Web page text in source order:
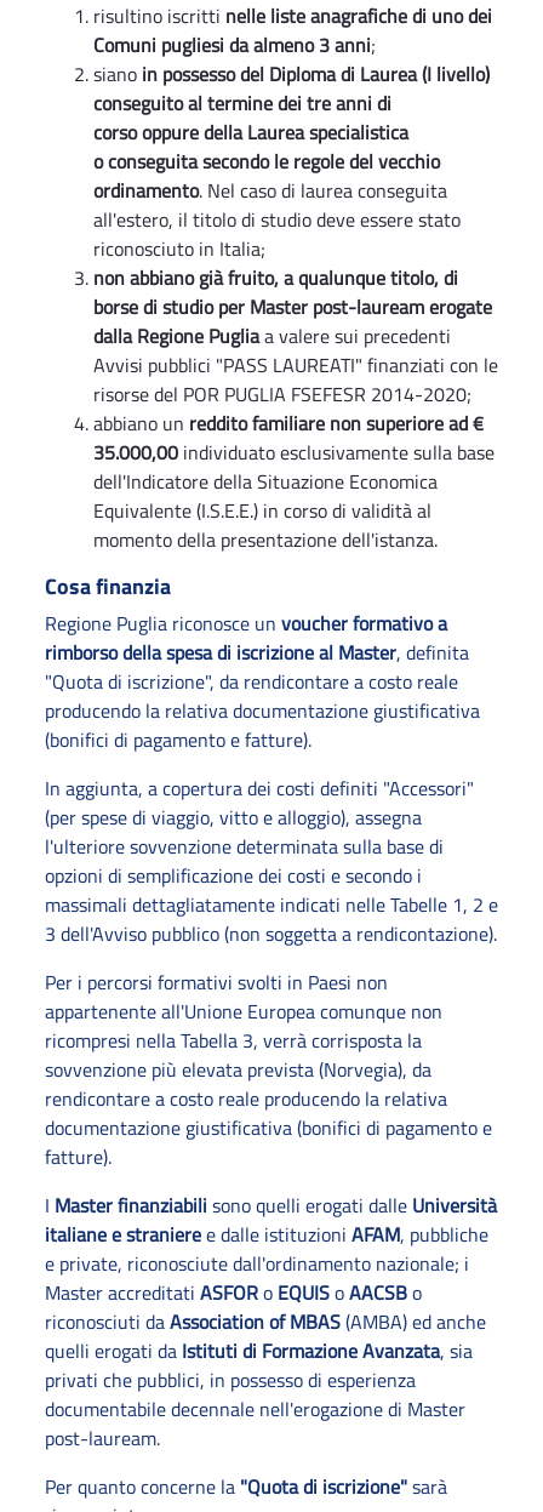
risultino iscritti nelle liste anagrafiche di uno dei
Comuni pugliesi da almeno 3 anni;
siano in possesso del Diploma di Laurea (I livello)
conseguito al termine dei tre anni di
corso oppure della Laurea specialistica
o conseguita secondo le regole del vecchio
ordinamento. Nel caso di laurea conseguita
all'estero, il titolo di studio deve essere stato
riconosciuto in Italia;
non abbiano già fruito, a qualunque titolo, di
borse di studio per Master post-lauream erogate
dalla Regione Pugliaa valere sui precedenti
Avvisi pubblici "PASS LAUREATI" finanziati con le
risorse del POR PUGLIA FSEFESR 2014-2020;
abbiano un reddito familiare non superiore ad €
35.000,00 individuato esclusivamente sulla base
dell'Indicatore della Situazione Economica
Equivalente (I.S.E.E.) in corso di validità al
momento della presentazione dell'istanza.
Cosa finanzia
Regione Puglia riconosce un voucher formativo a
rimborso della spesa di iscrizione al Master, definita
"Quota di iscrizione", da rendicontare a costo reale
producendo la relativa documentazione giustificativa
(bonifici di pagamento e fatture).
In aggiunta, a copertura dei costi definiti "Accessori"
(per spese di viaggio, vitto e alloggio), assegna
l'ulteriore sovvenzione determinata sulla base di
opzioni di semplificazione dei costi e secondo i
massimali dettagliatamente indicati nelle Tabelle 1, 2 e
3 dell'Avviso pubblico (non soggetta a rendicontazione).
Per i percorsi formativi svolti in Paesi non
appartenente all'Unione Europea comunque non
ricompresi nella Tabella 3, verrà corrisposta la
sovvenzione più elevata prevista (Norvegia), da
rendicontare a costo reale producendo la relativa
documentazione giustificativa (bonifici di pagamento e
fatture).
I Master finanziabili sono quelli erogati dalle Università
italiane e stranieree dalle istituzioni AFAM, pubbliche
e private, riconosciute dall'ordinamento nazionale; i
Master accreditati ASFORo EQUISoAACSBo
riconosciuti daAssociation of MBAS(AMBA) ed anche
quelli erogati da Istituti di Formazione Avanzata, sia
privati che pubblici, in possesso di esperienza
documentabile decennale nell'erogazione di Master
post-lauream.
Per quanto concerne la "Quota di iscrizione"sarà